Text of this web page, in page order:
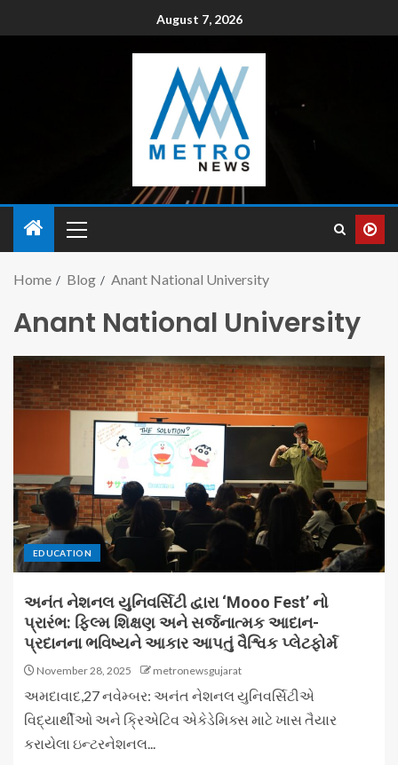
August 7, 2026
Home Blog Anant National University
Anant National University
EDUCATION
અનંત નેશનલ યુનિવર્સિટી દ્વારા ‘Mooo Fest’ નો
પ્રારંભ: ફિલ્મ શિક્ષણ અને સર્જનાત્મક આદાન-
પ્રદાનના ભવિષ્યને આકાર આપતું વૈશ્વિક પ્લેટફોર્મ
November 28, 2025 metronewsgujarat
અમદાવાદ,27 નવેમ્બર: અનંત નેશનલ યુનિવર્સિટીએ
વિદ્યાર્થીઓ અને ક્રિએટિવ એકેડેમિક્સ માટે ખાસ તૈયાર
કરાયેલા ઇન્ટરનેશનલ...